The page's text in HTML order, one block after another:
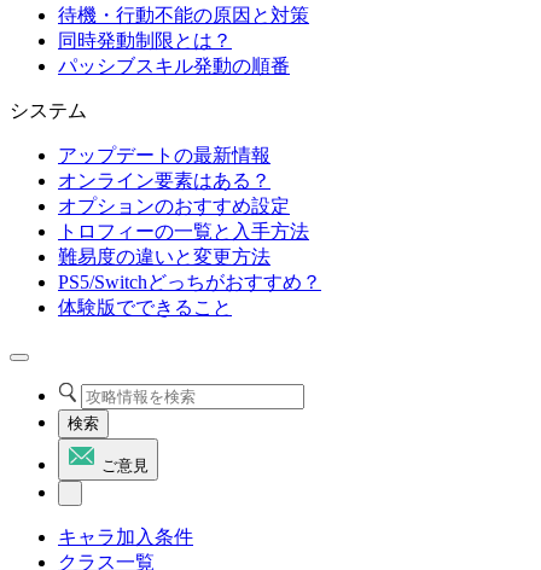
待機・行動不能の原因と対策
同時発動制限とは？
パッシブスキル発動の順番
システム
アップデートの最新情報
オンライン要素はある？
オプションのおすすめ設定
トロフィーの一覧と入手方法
難易度の違いと変更方法
PS5/Switchどっちがおすすめ？
体験版でできること
検索
ご意見
キャラ加入条件
クラス一覧